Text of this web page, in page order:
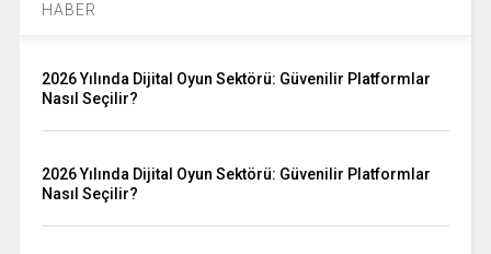
HABER
2026 Yılında Dijital Oyun Sektörü: Güvenilir Platformlar
Nasıl Seçilir?
2026 Yılında Dijital Oyun Sektörü: Güvenilir Platformlar
Nasıl Seçilir?